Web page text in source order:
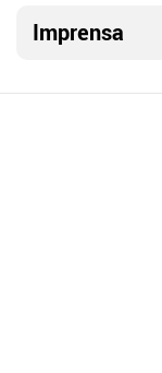
Imprensa